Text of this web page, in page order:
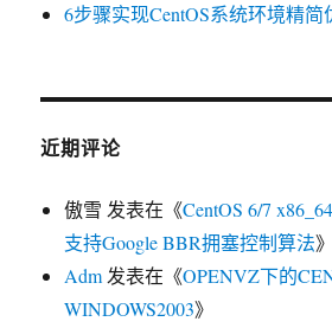
6步骤实现CentOS系统环境精简
近期评论
傲雪 发表在《CentOS 6/7
支持Google BBR拥塞控制算法》
Adm 发表在《OPENVZ下的
WINDOWS2003》